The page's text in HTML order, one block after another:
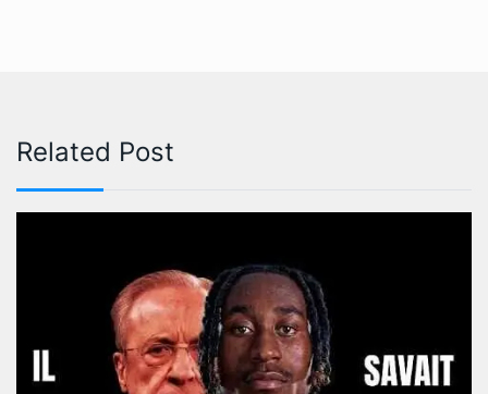
Related Post